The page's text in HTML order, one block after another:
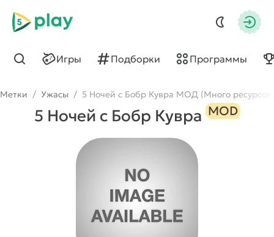
5play
Игры Подборки Программы
Найти
Метки / Ужасы / 5 Ночей с Бобр Кувра МОД (Много
5 Ночей с Бобр Кувра MOD